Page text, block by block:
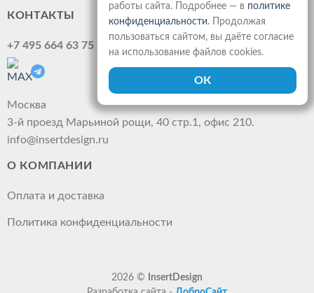
КОНТАКТЫ
+7 495 664 63 75
Москва
3-й проезд Марьиной рощи, 40 стр.1, офис 210.
info@insertdesign.ru
О КОМПАНИИ
Оплата и доставка
Политика конфиденциальности
2026 ©
InsertDesign
работы сайта. Подробнее — в политике
конфиденциальности. Продолжая
пользоваться сайтом, вы даёте согласие
на использование файлов cookies.